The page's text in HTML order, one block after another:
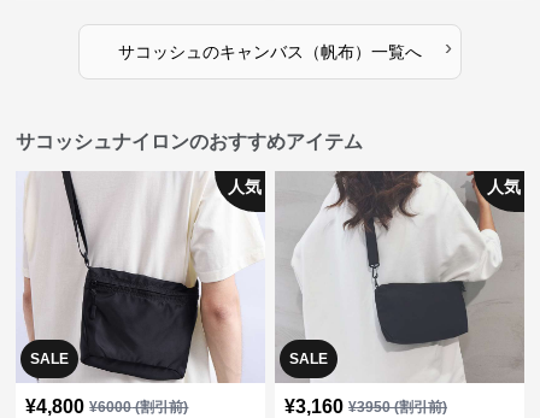
サコッシュ のキャンバス（帆布） 一覧へ ›
サコッシュナイロンのおすすめアイテム
SALE
人気
¥4,800 ¥6000(割引前)
SALE
人気
¥3,160 ¥3950(割引前)